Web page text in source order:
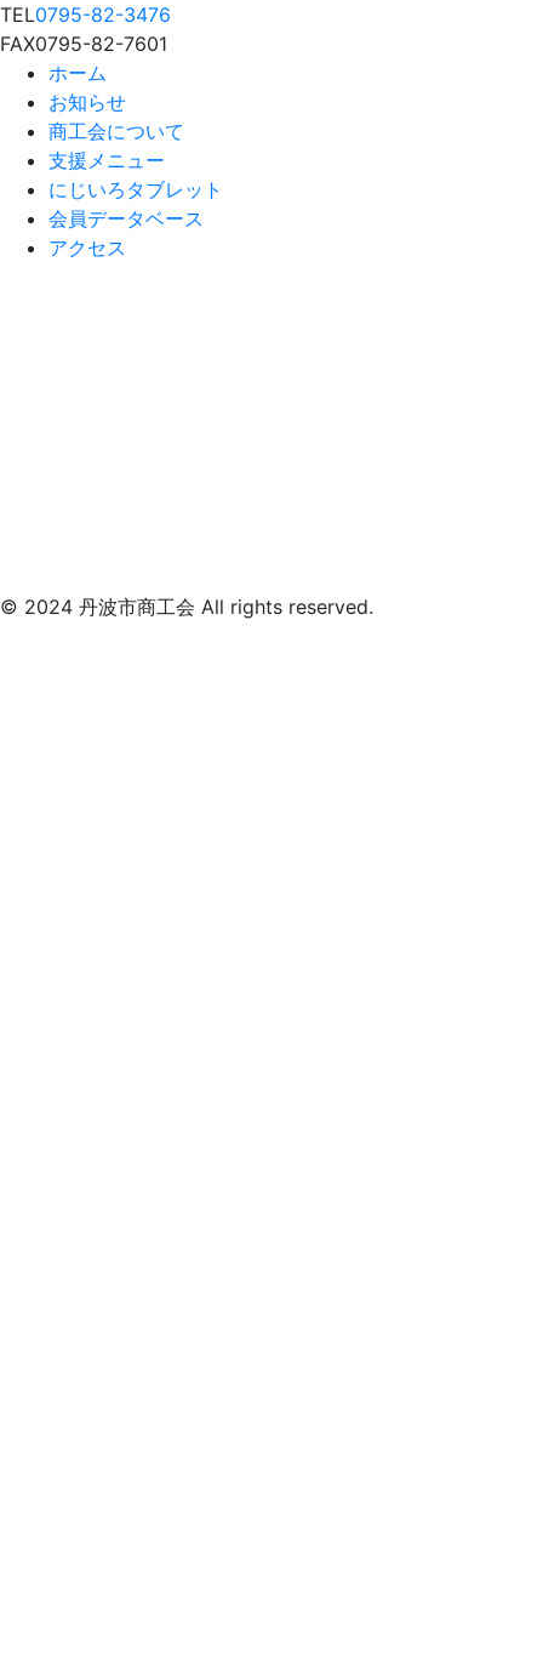
TEL0795-82-3476
FAX0795-82-7601
ホーム
お知らせ
商工会について
支援メニュー
にじいろタブレット
会員データベース
アクセス
© 2024 丹波市商工会 All rights reserved.